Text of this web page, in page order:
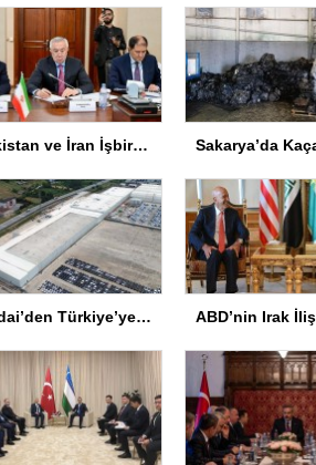
Kazakistan ve İran İşbirliği Geliştiriliyor
Hyundai’den Türkiye’ye 715 milyon euro değerinde yatırım hamlesi